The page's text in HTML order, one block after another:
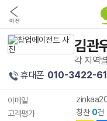
김관
각 지역
휴대폰 010-3422-
이메일
고객평가
칭찬 0